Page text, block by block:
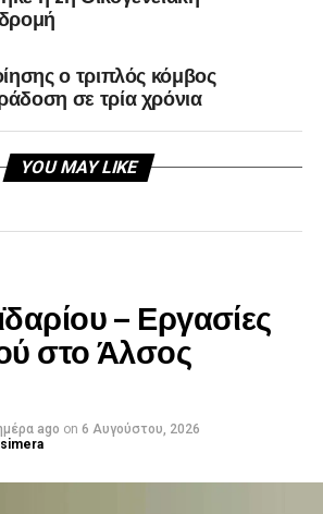
ο τριπλός κόμβος
σε τρία χρόνια
YOU MAY LIKE
– Εργασίες
στο Άλσος
ago on 6 Αυγούστου, 2026